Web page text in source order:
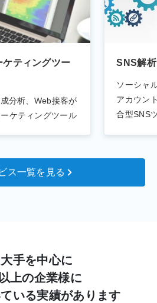
ティングツー
分析、Web接客が
ケティングツール
SNS解析
ソーシャ
アカウン
合型SNS
ス一覧を見る
手を中心に
上の企業様に
いる実績があります